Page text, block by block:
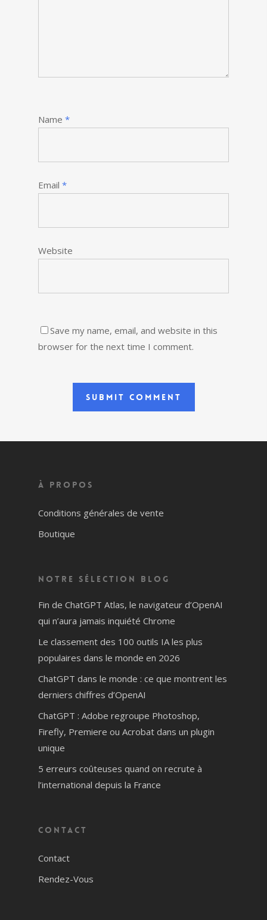
Name *
Email *
Website
Save my name, email, and website in this
browser for the next time I comment.
À propos
Conditions générales de vente
Boutique
Notre sélection blog
Fin de ChatGPT Atlas, le navigateur d’OpenAI
qui n’aura jamais inquiété Chrome
Le classement des 100 outils IA les plus
populaires dans le monde en 2026
ChatGPT dans le monde : ce que montrent les
derniers chiffres d’OpenAI
ChatGPT : Adobe regroupe Photoshop,
Firefly, Premiere ou Acrobat dans un plugin
unique
5 erreurs coûteuses quand on recrute à
l’international depuis la France
Contact
Contact
Rendez-Vous